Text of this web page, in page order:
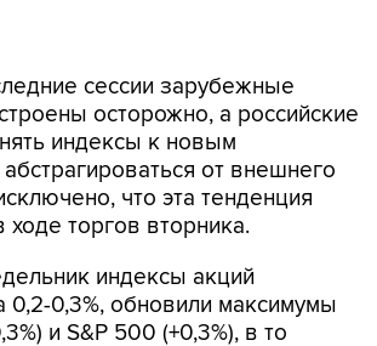
индексы к новым
от внешнего
что эта тенденция
ходе торгов вторника.
индексы акций
и S&P 500 (+0,3%), в то
Nasdaq (-0,2%).